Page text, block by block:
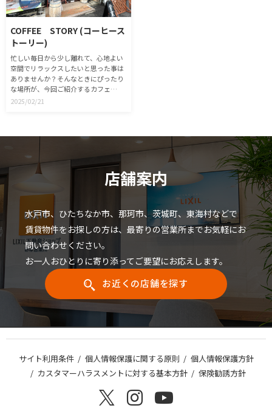
COFFEE STORY (コーヒース
トーリー)
忙しい毎日から少し離れて、心地よい
空間でリラックスしたいと思った事は
ありませんか？そんなときにぴったり
な場所が、今回ご紹介するカフェ
COFFEE STORY (コーヒーストーリ
間に、ほっと一息つける場所を探して
いる方は、ぜひ一度足を運んでみては
いかがでしょうか？
2025/02/21
店舗案内
水戸市、ひたちなか市、那珂市、茨城町、東海村などで
賃貸物件をお探しの方は、最寄りの営業所までお気軽にお
問い合わせください。
お一人おひとりに寄り添ってご要望にお応えします。
お近くの店舗を探す
サイト利用条件 個人情報保護に関する原則
個人情報保護方針
カスタマーハラスメントに対する基本方針
保険勧誘方針